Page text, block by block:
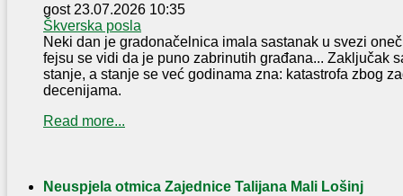
gost 23.07.2026 10:35
Škverska posla
Neki dan je gradonačelnica imala sastanak u svezi
fejsu se vidi da je puno zabrinutih građana... Zaključak
stanje, a stanje se već godinama zna: katastrofa zbog
decenijama.
Read more...
Neuspjela otmica Zajednice Talijana Mali Lošinj